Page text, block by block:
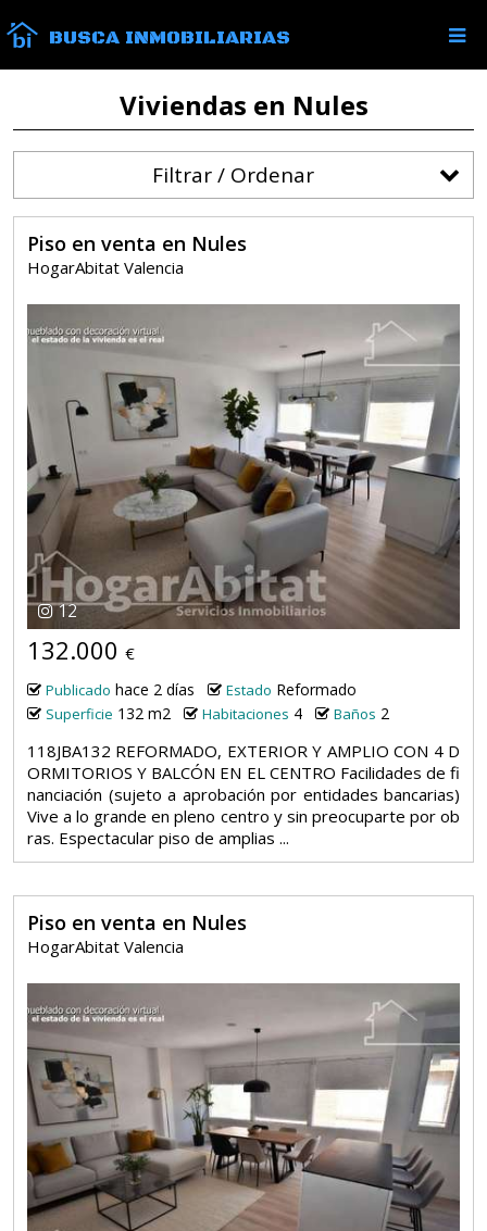
BUSCA INMOBILIARIAS
Viviendas en Nules
Filtrar / Ordenar
Piso en venta en Nules
HogarAbitat Valencia
12
132.000 €
Publicado hace 2 días Estado Reformado
Superficie 132 m2 Habitaciones 4 Baños 2
118JBA132 REFORMADO, EXTERIOR Y AMPLIO CON 4 D
ORMITORIOS Y BALCÓN EN EL CENTRO Facilidades de fi
nanciación (sujeto a aprobación por entidades bancarias)
Vive a lo grande en pleno centro y sin preocuparte por ob
ras. Espectacular piso de amplias ...
Piso en venta en Nules
HogarAbitat Valencia